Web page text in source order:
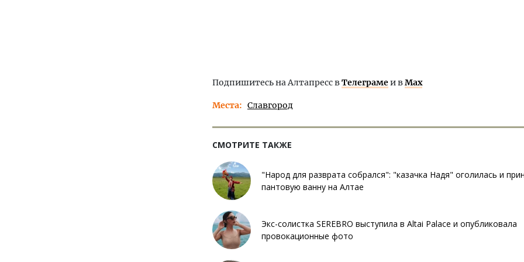
Подпишитесь на Алтапресс вТелеграмеи вMax
Места Славгород
СМОТРИТЕ ТАКЖЕ
"Народ для разврата собрался": "казачка Надя" оголилась и
пантовую ванну на Алтае
Экс-солистка SEREBRO выступила в Altai Palace и опубликовала
провокационные фото